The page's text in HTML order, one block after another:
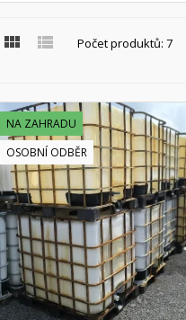
  Počet produktů: 7
NA ZAHRADU
OSOBNÍ ODBĚR